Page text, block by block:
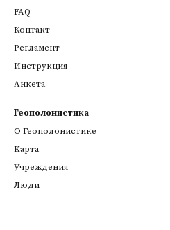
FAQ
Контакт
Регламент
Инструкция
Анкета
Геополонистика
О Геополонистике
Kарта
Учреждения
Люди